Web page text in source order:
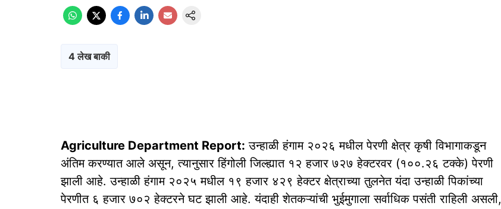
4 लेख बाकी
Agriculture Department Report: उन्हाळी हंगाम २०२६ मधील पेरणी क्षेत्र कृषी विभागाकडून
अंतिम करण्यात आले असून, त्यानुसार हिंगोली जिल्ह्यात १२ हजार ७२७ हेक्टरवर (१००.२६ टक्के) पेरणी
झाली आहे. उन्हाळी हंगाम २०२५ मधील १९ हजार ४२९ हेक्टर क्षेत्राच्या तुलनेत यंदा उन्हाळी पिकांच्या
पेरणीत ६ हजार ७०२ हेक्टरने घट झाली आहे. यंदाही शेतकऱ्यांची भुईमुगाला सर्वाधिक पसंती राहिली असली,